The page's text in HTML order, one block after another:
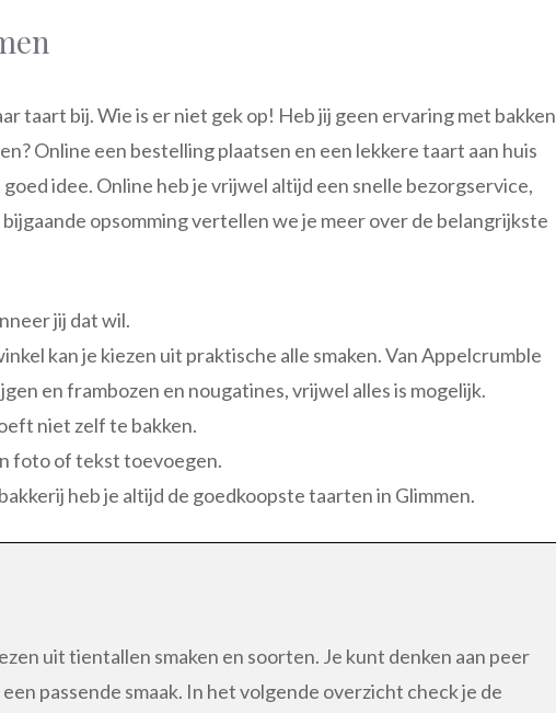
taart bij. Wie is er niet gek op! Heb jij geen ervaring met bakken
Online een bestelling plaatsen en een lekkere taart aan huis
idee. Online heb je vrijwel altijd een snelle bezorgservice,
opsomming vertellen we je meer over de belangrijkste
jij dat wil.
kan je kiezen uit praktische alle smaken. Van Appelcrumble
en frambozen en nougatines, vrijwel alles is mogelijk.
niet zelf te bakken.
foto of tekst toevoegen.
heb je altijd de goedkoopste taarten in Glimmen.
uit tientallen smaken en soorten. Je kunt denken aan peer
passende smaak. In het volgende overzicht check je de